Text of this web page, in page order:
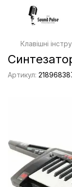
Клавішні
Артикул: